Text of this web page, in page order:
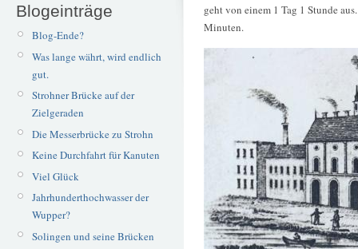
Blogeinträge
Blog-Ende?
Was lange währt, wird endlich
gut.
Strohner Brücke auf der
Zielgeraden
Die Messerbrücke zu Strohn
Keine Durchfahrt für Kanuten
Viel Glück
Jahrhunderthochwasser der
Wupper?
Solingen und seine Brücken
geht von einem 1 Tag 1 Stunde
Minuten.